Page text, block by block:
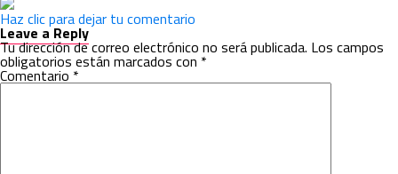
Haz clic para dejar tu comentario
Leave a Reply
Tu dirección de correo electrónico no será publicada. Los campos
obligatorios están marcados con *
Comentario *